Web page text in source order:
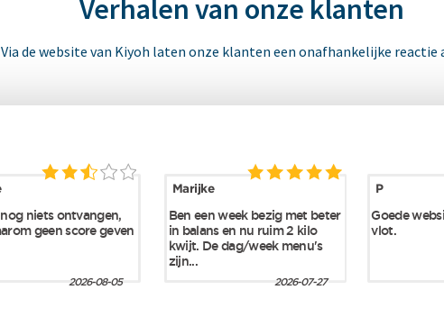
Verhalen van onze klanten
Via de website van Kiyoh laten onze klanten een onafhankelijke reactie